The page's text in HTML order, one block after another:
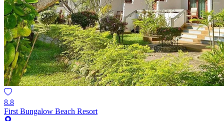
8.8
First Bungalow Beach Resort